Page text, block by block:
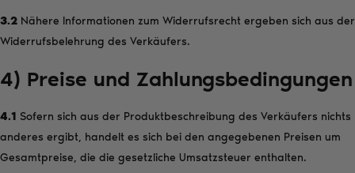
3.2 Nähere Informationen zum Widerrufsrecht ergeben sich aus der
Widerrufsbelehrung des Verkäufers.
4) Preise und Zahlungsbedingungen
4.1 Sofern sich aus der Produktbeschreibung des Verkäufers nichts
anderes ergibt, handelt es sich bei den angegebenen Preisen um
Gesamtpreise, die die gesetzliche Umsatzsteuer enthalten.